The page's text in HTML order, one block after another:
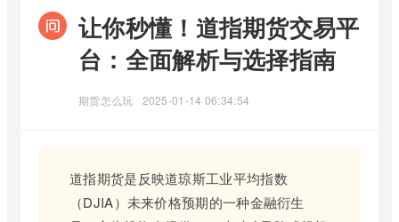
让你秒懂！道指期货交易平
台：全面解析与选择指南
期货怎么玩 2025-01-14 06:34:54
道指期货是反映道琼斯工业平均指数
（DJIA）未来价格预期的一种金融衍生